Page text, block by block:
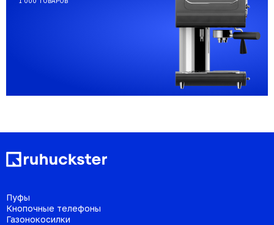
Пуфы
Кнопочные телефоны
Газонокосилки